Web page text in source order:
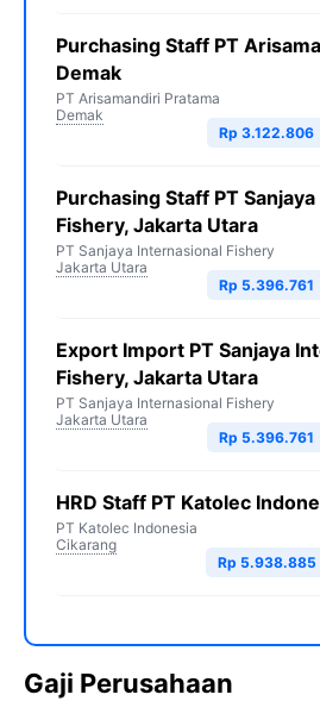
Purchasing Staff PT
Demak
PT Arisamandiri Pratama
Demak
Rp 3.122.806
Purchasing Staff PT
Fishery, Jakarta Utara
PT Sanjaya Internasional Fishery
Jakarta Utara
Rp 5.396.761
Export Import PT Sanjaya
Fishery, Jakarta Utara
PT Sanjaya Internasional Fishery
Jakarta Utara
Rp 5.396.761
HRD Staff PT Katolec
PT Katolec Indonesia
Cikarang
Rp 5.938.885
Gaji Perusahaan